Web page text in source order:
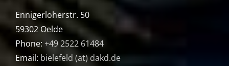
Ennigerloherstr. 50
59302 Oelde
Phone: +49 2522 61484
Email: bielefeld (at) dakd.de